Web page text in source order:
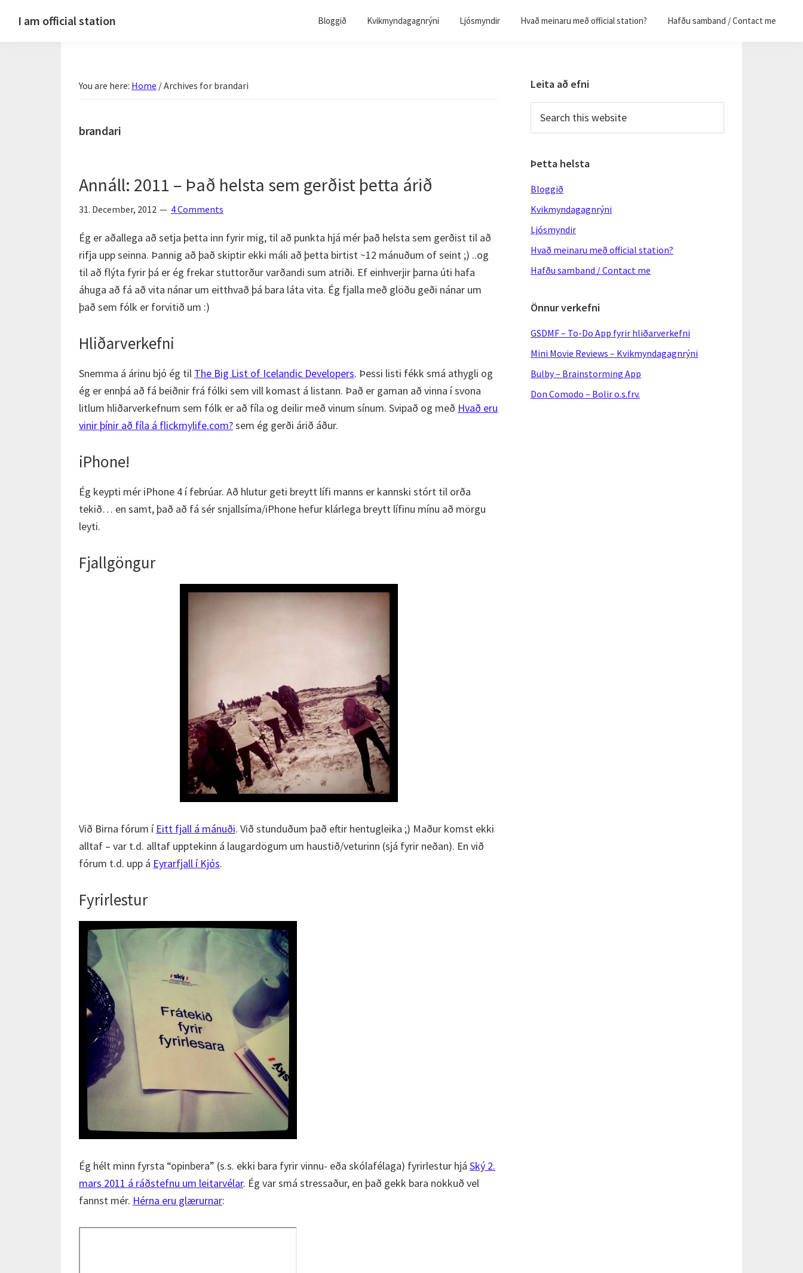
I am official station Bloggið Kvikmyndagagnrýni Ljósmyndir Hvað meinaru með official station? Hafðu samband / Contact me
You are here: Home /Archives for brandari
brandari
Annáll: 2011 – Það helsta sem gerðist þetta árið
31. December, 2012 4 Comments
Ég er aðallega að setja þetta inn fyrir mig, til að punkta hjá mér það helsta sem gerðist til að
rifja upp seinna. Þannig að það skiptir ekki máli að þetta birtist ~12 mánuðum of seint ;) ..og
til að flýta fyrir þá er ég frekar stuttorður varðandi sum atriði. Ef einhverjir þarna úti hafa
áhuga að fá að vita nánar um eitthvað þá bara láta vita. Ég fjalla með glöðu geði nánar um
það sem fólk er forvitið um :)
Hliðarverkefni
Snemma á árinu bjó ég til The Big List of Icelandic Developers. Þessi listi fékk smá athygli og
ég er ennþá að fá beiðnir frá fólki sem vill komast á listann. Það er gaman að vinna í svona
litlum hliðarverkefnum sem fólk er að fíla og deilir með vinum sínum. Svipað og með Hvað eru
vinir þínir að fíla á flickmylife.com?sem ég gerði árið áður.
iPhone!
Ég keypti mér iPhone 4 í febrúar. Að hlutur geti breytt lífi manns er kannski stórt til orða
tekið… en samt, það að fá sér snjallsíma/iPhone hefur klárlega breytt lífinu mínu að mörgu
leyti.
Fjallgöngur
Við Birna fórum í Eitt fjall á mánuði. Við stunduðum það eftir hentugleika ;) Maður komst ekki
alltaf – var t.d. alltaf upptekinn á laugardögum um haustið/veturinn (sjá fyrir neðan). En við
fórum t.d. upp á Eyrarfjall í Kjós.
Fyrirlestur
Ég hélt minn fyrsta “opinbera” (s.s. ekki bara fyrir vinnu- eða skólafélaga) fyrirlestur hjá Ský 2.
mars 2011 á ráðstefnu um leitarvélar. Ég var smá stressaður, en það gekk bara nokkuð vel
fannst mér. Hérna eru glærurnar:
Primary
Sidebar
Leita að efni
this
Þetta helsta
Bloggið
Kvikmyndagagnrýni
Ljósmyndir
Hvað meinaru með official station?
Hafðu samband / Contact me
Önnur verkefni
GSDMF – To-Do App fyrir hliðarverkefni
Mini Movie Reviews – Kvikmyndagagnrýni
Bulby – Brainstorming App
Don Comodo – Bolir o.s.frv.